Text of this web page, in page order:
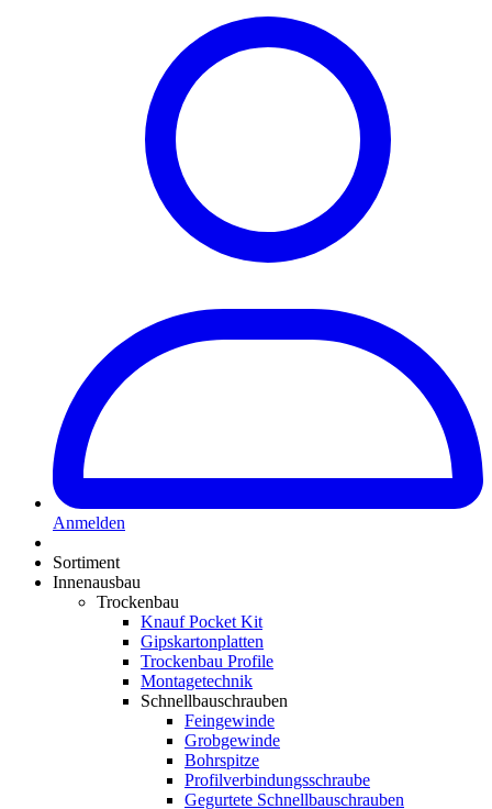
Anmelden
Sortiment
Innenausbau
Trockenbau
Knauf Pocket Kit
Gipskartonplatten
Trockenbau Profile
Montagetechnik
Schnellbauschrauben
Feingewinde
Grobgewinde
Bohrspitze
Profilverbindungsschraube
Gegurtete Schnellbauschrauben